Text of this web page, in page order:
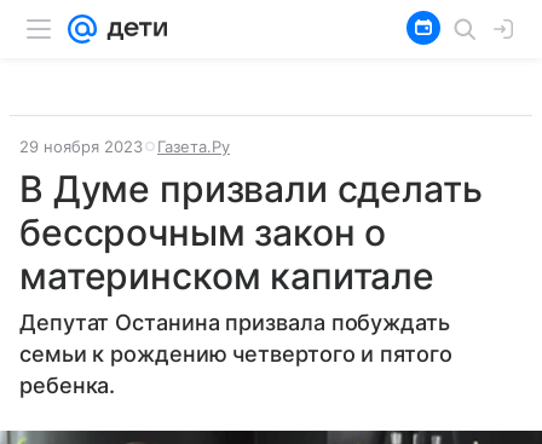
29 ноября 2023 Газета.Ру
В Думе призвали сделать
бессрочным закон о
материнском капитале
Депутат Останина призвала побуждать
семьи к рождению четвертого и пятого
ребенка.